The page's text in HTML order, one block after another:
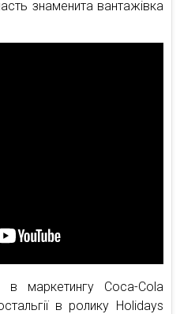
знаменита вантажівка
маркетингу Coca-Cola
в ролику Holidays